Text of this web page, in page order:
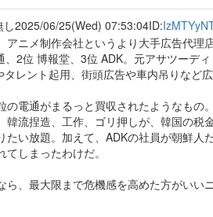
し2025/06/25(Wed) 07:53:04ID:
アニメ制作会社というより大手広告代理店
、2位 博報堂、3位 ADK。元アサツーディ
タレント起用、街頭広告や車内吊りなど
の電通がまるっと買収されたようなもの。
韓流捏造、工作、ゴリ押しが、韓国の税
たい放題。加えて、ADKの社員が朝鮮
てしまったわけだ。
ら、最大限まで危機感を高めた方がいい